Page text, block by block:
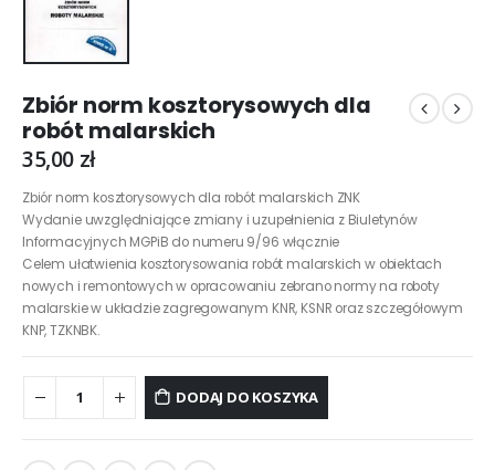
Zbiór norm kosztorysowych dla
robót malarskich
35,00 zł
Zbiór norm kosztorysowych dla robót malarskich ZNK
Wydanie uwzględniające zmiany i uzupełnienia z Biuletynów
Informacyjnych MGPiB do numeru 9/96 włącznie
Celem ułatwienia kosztorysowania robót malarskich w obiektach
nowych i remontowych w opracowaniu zebrano normy na roboty
malarskie w układzie zagregowanym KNR, KSNR oraz szczegółowym
KNP, TZKNBK.
DODAJ DO KOSZYKA